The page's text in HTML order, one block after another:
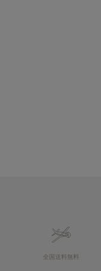
全国送料無料